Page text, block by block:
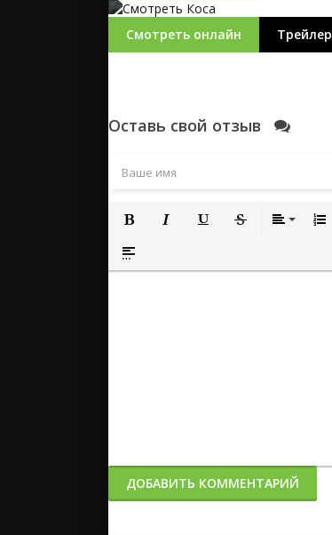
Смотреть онлайн Трейлер
Оставь свой отзыв
Полужирный
Вставка спойлера
ДОБАВИТЬ КОММЕНТАРИЙ